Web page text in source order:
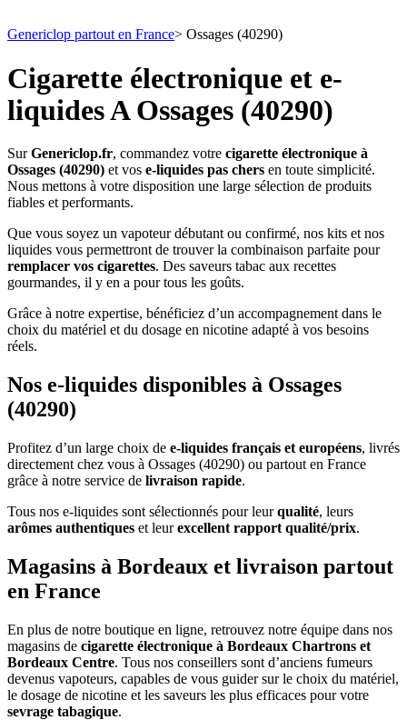
Genericlop partout en France> Ossages (40290)
Cigarette électronique et e-
liquides A Ossages (40290)
SurGenericlop.fr, commandez votre cigarette électronique à
Ossages (40290) et vos e-liquides pas chers en toute simplicité.
Nous mettons à votre disposition une large sélection de produits
fiables et performants.
Que vous soyez un vapoteur débutant ou confirmé, nos kits et nos
liquides vous permettront de trouver la combinaison parfaite pour
remplacer vos cigarettes. Des saveurs tabac aux recettes
gourmandes, il y en a pour tous les goûts.
Grâce à notre expertise, bénéficiez d’un accompagnement dans le
choix du matériel et du dosage en nicotine adapté à vos besoins
réels.
Nos e-liquides disponibles à Ossages
(40290)
Profitez d’un large choix de e-liquides français et européens, livrés
directement chez vous à Ossages (40290) ou partout en France
grâce à notre service de livraison rapide.
Tous nos e-liquides sont sélectionnés pour leurqualité, leurs
arômes authentiques et leurexcellent rapport qualité/prix.
Magasins à Bordeaux et livraison partout
en France
En plus de notre boutique en ligne, retrouvez notre équipe dans nos
magasins de cigarette électronique à Bordeaux Chartrons et
Bordeaux Centre. Tous nos conseillers sont d’anciens fumeurs
devenus vapoteurs, capables de vous guider sur le choix du matériel,
le dosage de nicotine et les saveurs les plus efficaces pour votre
sevrage tabagique.